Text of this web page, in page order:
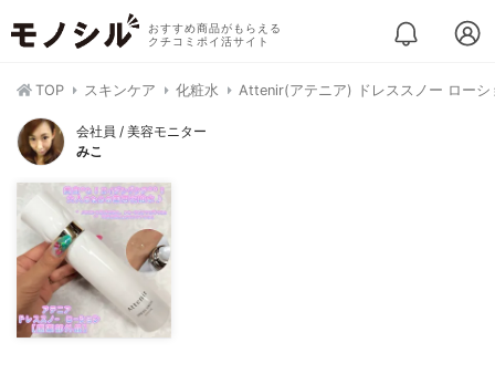
おすすめ商品がもらえる
クチコミポイ活サイト
TOP スキンケア 化粧水 Attenir(アテニア) ドレススノー ローシ
会社員 / 美容モニター
みこ